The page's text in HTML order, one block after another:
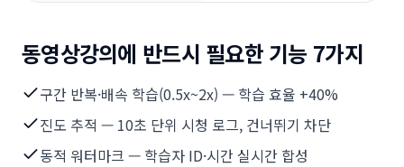
동영상강의에 반드시 필요한 기능 7가지
구간 반복·배속 학습(0.5x~2x) — 학습 효율 +40%
진도 추적 — 10초 단위 시청 로그, 건너뛰기 차단
동적 워터마크 — 학습자 ID·시간 실시간 합성